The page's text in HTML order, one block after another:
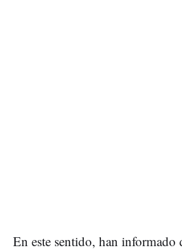
En este sentido, han informado